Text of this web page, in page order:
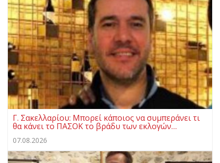
Γ. Σακελλαρίου: Μπορεί κάποιος να συμπεράνει τι
θα κάνει το ΠΑΣΟΚ το βράδυ των εκλογών…
07.08.2026